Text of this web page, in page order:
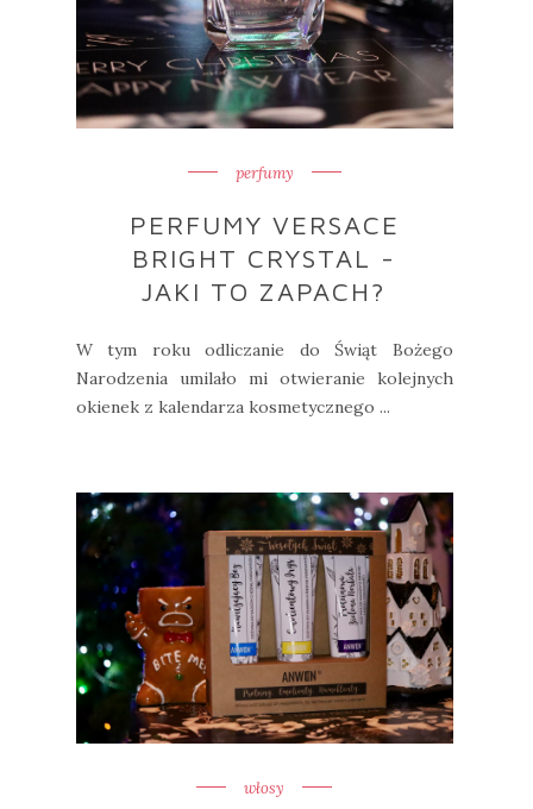
perfumy
PERFUMY VERSACE
BRIGHT CRYSTAL -
JAKI TO ZAPACH?
W tym roku odliczanie do Świąt Bożego
Narodzenia umilało mi otwieranie kolejnych
okienek z kalendarza kosmetycznego ...
włosy